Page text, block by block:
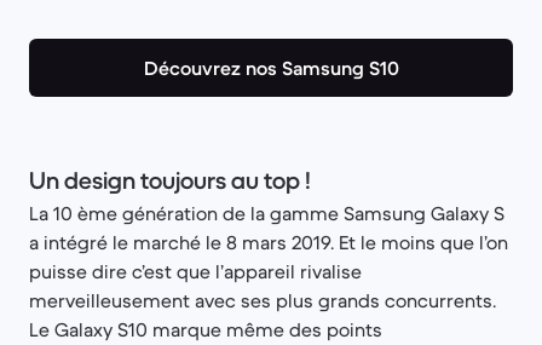
Découvrez nos Samsung S10
Un design toujours au top !
La 10 ème génération de la gamme Samsung Galaxy S
a intégré le marché le 8 mars 2019. Et le moins que l’on
puisse dire c’est que l’appareil rivalise
merveilleusement avec ses plus grands concurrents.
Le Galaxy S10 marque même des points